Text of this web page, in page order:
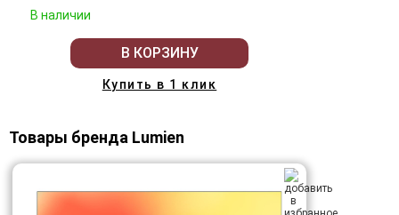
В наличии
В КОРЗИНУ
Купить в 1 клик
Товары бренда Lumien